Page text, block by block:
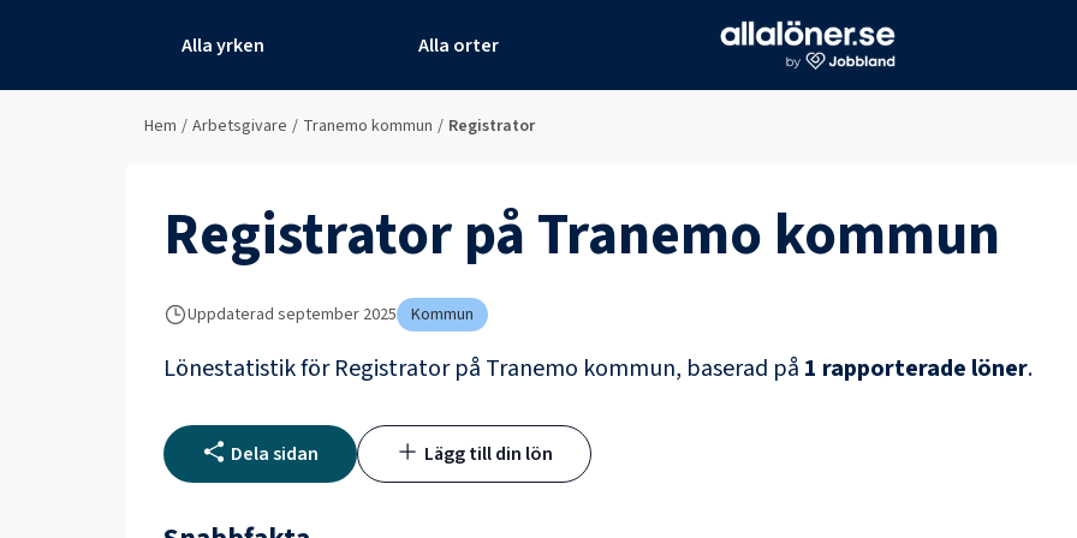
Alla yrken Alla orter
Hem / Arbetsgivare / Tranemo kommun / Registrator
RegistratorpåTranemo kommun
Uppdaterad september 2025 Kommun
Lönestatistik förRegistratorpå Tranemo kommun, baserad på 1 rapporterade löner.
Dela sidan Lägg till din lön